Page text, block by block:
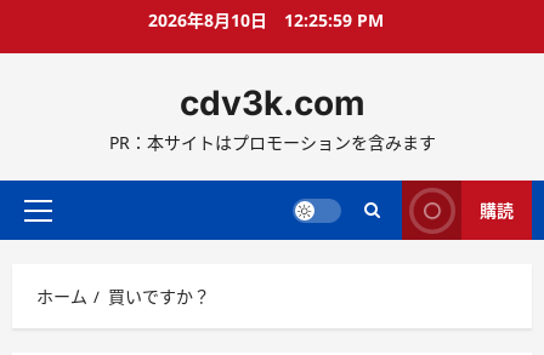
ス
ッ
2026年8月10日 12:26:00 PM
cdv3k.com
PR：本サイトはプロモーションを含みます
メ
メ
ニ
購読
ホーム 買いですか？